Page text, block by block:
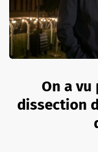
On a vu
dissection